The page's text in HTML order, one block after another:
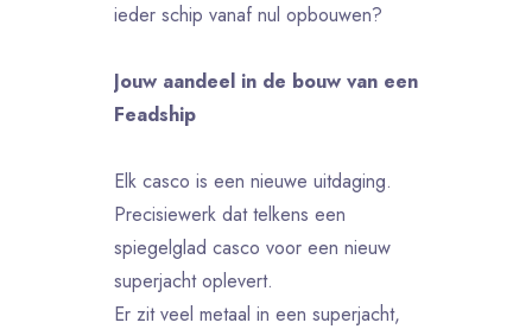
ieder schip vanaf nul opbouwen?
Jouw aandeel in de bouw van een
Feadship
Elk casco is een nieuwe uitdaging.
Precisiewerk dat telkens een
spiegelglad casco voor een nieuw
superjacht oplevert.
Er zit veel metaal in een superjacht,